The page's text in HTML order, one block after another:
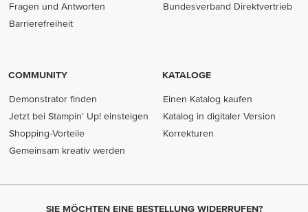
Fragen und Antworten
Barrierefreiheit
Bundesverband Direktvertrieb
COMMUNITY
Demonstrator finden
Jetzt bei Stampin' Up! einsteigen
Shopping-Vorteile
Gemeinsam kreativ werden
KATALOGE
Einen Katalog kaufen
Katalog in digitaler Version
Korrekturen
SIE MÖCHTEN EINE BESTELLUNG WIDERRUFEN?